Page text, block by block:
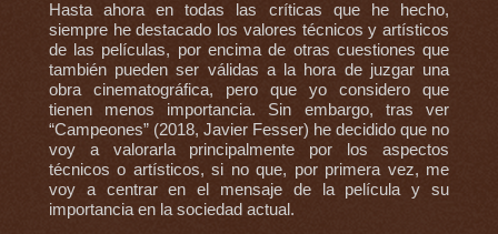
Hasta ahora en todas las críticas que he hecho,
siempre he destacado los valores técnicos y artísticos
de las películas, por encima de otras cuestiones que
también pueden ser válidas a la hora de juzgar una
obra cinematográfica, pero que yo considero que
tienen menos importancia. Sin embargo, tras ver
“Campeones” (2018, Javier Fesser) he decidido que no
voy a valorarla principalmente por los aspectos
técnicos o artísticos, si no que, por primera vez, me
voy a centrar en el mensaje de la película y su
importancia en la sociedad actual.